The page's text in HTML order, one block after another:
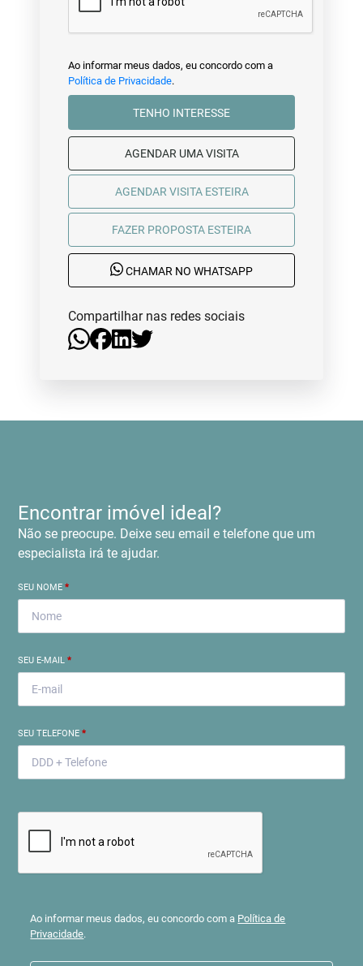
Ao informar meus dados, eu concordo com a
Política de Privacidade.
TENHO INTERESSE
AGENDAR UMA VISITA
AGENDAR VISITA ESTEIRA
FAZER PROPOSTA ESTEIRA
CHAMAR NO WHATSAPP
Compartilhar nas redes sociais
Encontrar imóvel ideal?
Não se preocupe. Deixe seu email e telefone que um
especialista irá te ajudar.
SEU NOME*
SEU E-MAIL*
SEU TELEFONE*
Ao informar meus dados, eu concordo com a Política de
Privacidade.